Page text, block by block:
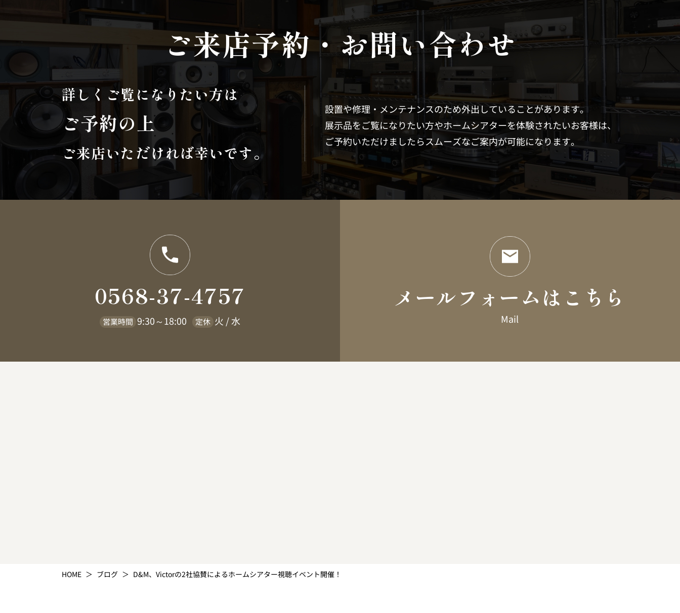
ご来店予約・お問い合わせ
詳しくご覧になりたい方は
ご予約の上
ご来店いただければ幸いです。
設置や修理・メンテナンスのため外出していることがあります。
展示品をご覧になりたい方やホームシアターを体験されたいお客様は、
ご予約いただけましたらスムーズなご案内が可能になります。
0568-37-4757
営業時間 9:30～18:00 定休 火 / 水
メールフォームはこちら
Mail
HOME ブログ D&M、Victorの2社協賛によるホームシアター視聴イベント開催！